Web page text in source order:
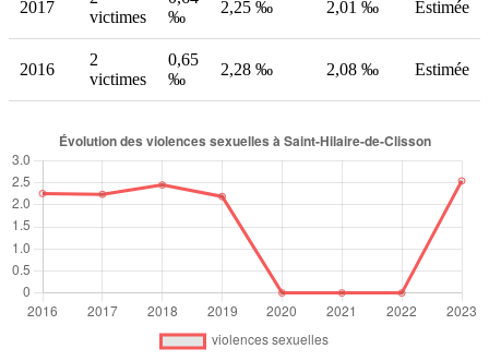
2017
victimes
‰
2,25 ‰ 2,01 ‰ Estimée
2016
2
victimes
0,65
‰
2,28 ‰ 2,08 ‰ Estimée